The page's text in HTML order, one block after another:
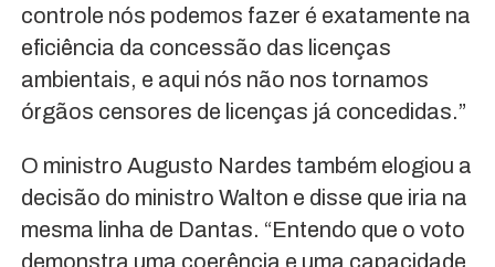
controle nós podemos fazer é exatamente na
eficiência da concessão das licenças
ambientais, e aqui nós não nos tornamos
órgãos censores de licenças já concedidas.”
O ministro Augusto Nardes também elogiou a
decisão do ministro Walton e disse que iria na
mesma linha de Dantas. “Entendo que o voto
demonstra uma coerência e uma capacidade